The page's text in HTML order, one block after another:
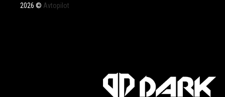
2026 © Avtopilot